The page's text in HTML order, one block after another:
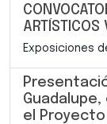
ARTÍSTICOS
Exposiciones
el Proyecto